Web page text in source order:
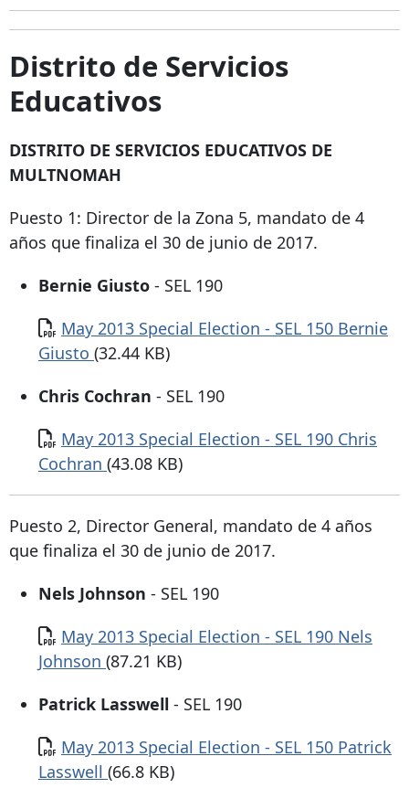
Distrito de Servicios
Educativos
DISTRITO DE SERVICIOS EDUCATIVOS DE
MULTNOMAH
Puesto 1: Director de la Zona 5, mandato de 4
años que finaliza el 30 de junio de 2017.
Bernie Giusto - SEL 190
Documento
May 2013 Special Election - SEL 150 Bernie
Giusto (32.44 KB)
Chris Cochran - SEL 190
Documento
May 2013 Special Election - SEL 190 Chris
Cochran (43.08 KB)
Puesto 2, Director General, mandato de 4 años
que finaliza el 30 de junio de 2017.
Nels Johnson - SEL 190
Documento
May 2013 Special Election - SEL 190 Nels
Johnson (87.21 KB)
Patrick Lasswell - SEL 190
Documento
May 2013 Special Election - SEL 150 Patrick
Lasswell (66.8 KB)